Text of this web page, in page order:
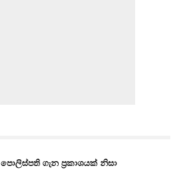
පොලිස්පති ගැන ප්‍රකාශයක් නිසා